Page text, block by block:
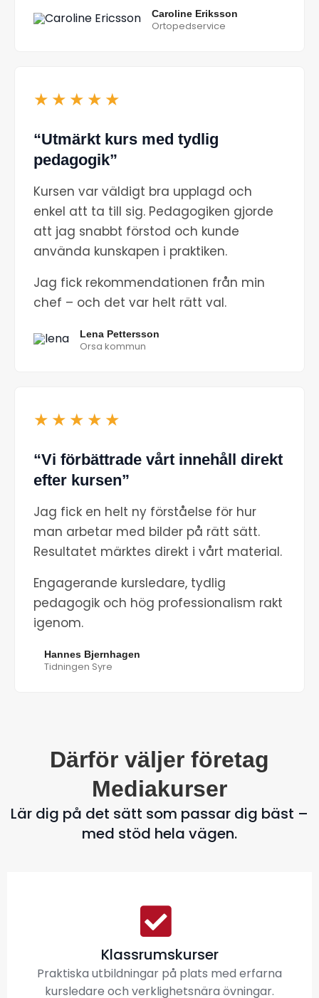
Caroline Eriksson
Ortopedservice
★★★★★
“Utmärkt kurs med tydlig
pedagogik”
Kursen var väldigt bra upplagd och
enkel att ta till sig. Pedagogiken gjorde
att jag snabbt förstod och kunde
använda kunskapen i praktiken.
Jag fick rekommendationen från min
chef – och det var helt rätt val.
Lena Pettersson
Orsa kommun
★★★★★
“Vi förbättrade vårt innehåll direkt
efter kursen”
Jag fick en helt ny förståelse för hur
man arbetar med bilder på rätt sätt.
Resultatet märktes direkt i vårt material.
Engagerande kursledare, tydlig
pedagogik och hög professionalism rakt
igenom.
Hannes Bjernhagen
Tidningen Syre
Därför väljer företag
Mediakurser
Lär dig på det sätt som passar dig bäst –
med stöd hela vägen.
Klassrumskurser
Praktiska utbildningar på plats med erfarna
kursledare och verklighetsnära övningar.